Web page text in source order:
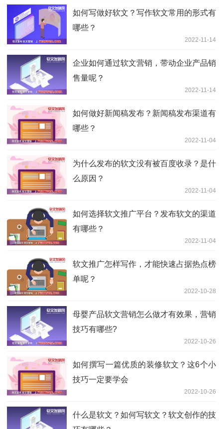
如何写做好软文？写作软文常用的形式有
哪些？
2022-11-14
企业如何通过软文营销，带动企业产品销
售量呢？
2022-11-14
如何做好新闻稿发布？新闻稿发布渠道有
哪些？
2022-11-04
为什么发布的软文没有被百度收录？是什
么原因？
2022-11-04
如何选择软文推广平台？发布软文的渠道
有哪些？
2022-11-04
软文推广怎样写作，才能快速占据热点榜
单呢？
2022-10-28
母婴产品软文营销怎么做才有效果，营销
技巧有哪些?
2022-10-26
如何撰写一篇优质的装修软文？这6个小
技巧一定要学会
2022-10-26
什么是软文？如何写软文？软文创作的技